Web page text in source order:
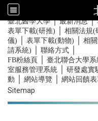
::: 臺北醫學大學｜最新消息｜
表單下載(研推) 相關法規(
儀)
表單下載(動物) 相
請系統)
聯絡方式
FB粉絲頁 臺北聯合大學
室服務管理系統
研發處實
動
網站導覽 網站回饋
Sitemap